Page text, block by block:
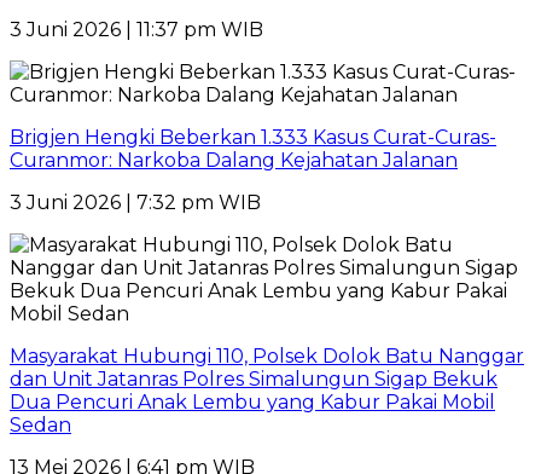
3 Juni 2026 | 11:37 pm WIB
Brigjen Hengki Beberkan 1.333 Kasus Curat-Curas-
Curanmor: Narkoba Dalang Kejahatan Jalanan
3 Juni 2026 | 7:32 pm WIB
Masyarakat Hubungi 110, Polsek Dolok Batu Nanggar
dan Unit Jatanras Polres Simalungun Sigap Bekuk
Dua Pencuri Anak Lembu yang Kabur Pakai Mobil
Sedan
13 Mei 2026 | 6:41 pm WIB